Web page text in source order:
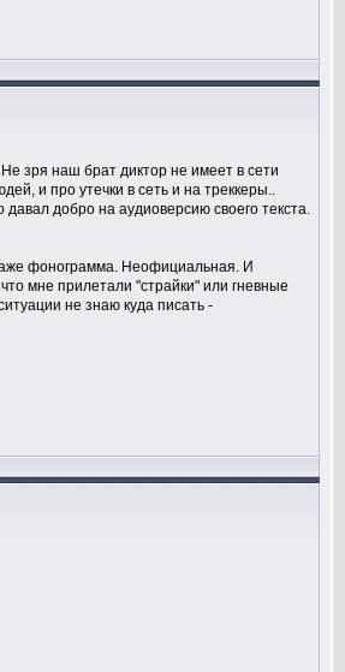
зря наш брат диктор не имеет в сети
и про утечки в сеть и на треккеры..
добро на аудиоверсию своего текста.
фонограмма. Неофициальная. И
мне прилетали "страйки" или гневные
не знаю куда писать -